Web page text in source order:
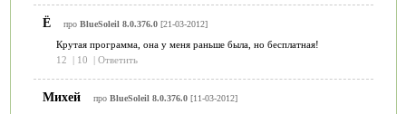
Ё про BlueSoleil 8.0.376.0[21-03-2012]
Крутая программа, она у меня раньше была, но бесплатная!
12
| 10 | Ответить
Михей про BlueSoleil 8.0.376.0[11-03-2012]